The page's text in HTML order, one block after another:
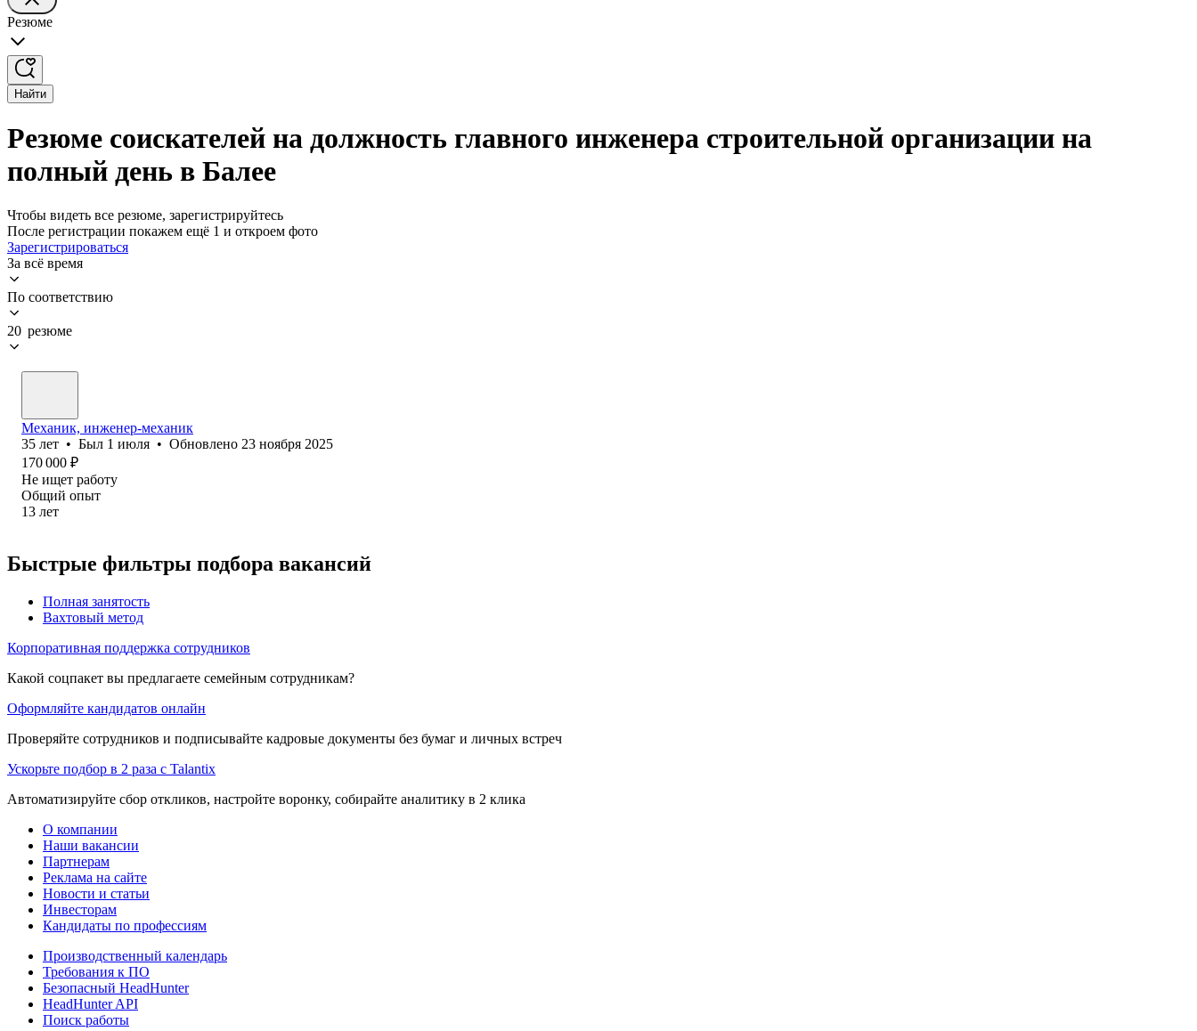
Резюме
Найти
Резюме соискателей на должность главного инженера строительной организации на
полный день в Балее
Чтобы видеть все резюме, зарегистрируйтесь
После регистрации покажем ещё 1 и откроем фото
Зарегистрироваться
За всё время
По соответствию
20 резюме
Механик, инженер-механик
35 лет • Был 1 июля • Обновлено 23 ноября 2025
170 000 ₽
Не ищет работу
Общий опыт
13 лет
Быстрые фильтры подбора вакансий
Полная занятость
Вахтовый метод
Корпоративная поддержка сотрудников
Какой соцпакет вы предлагаете семейным сотрудникам?
Оформляйте кандидатов онлайн
Проверяйте сотрудников и подписывайте кадровые документы без бумаг и личных встреч
Ускорьте подбор в 2 раза с Talantix
Автоматизируйте сбор откликов, настройте воронку, собирайте аналитику в 2 клика
О компании
Наши вакансии
Партнерам
Реклама на сайте
Новости и статьи
Инвесторам
Кандидаты по профессиям
Производственный календарь
Требования к ПО
Безопасный HeadHunter
HeadHunter API
Поиск работы